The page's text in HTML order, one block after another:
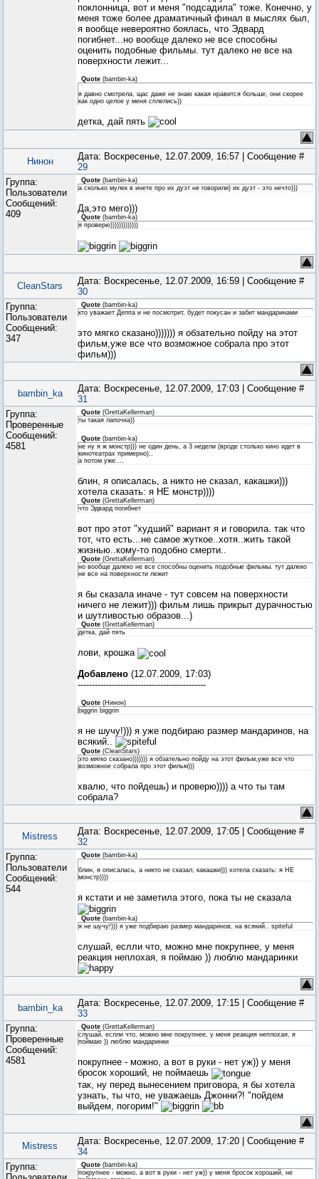
поклонница, вот и меня "подсадила" тоже. Конечно, у
меня тоже более драматичный финал в мыслях был,
я вообще невероятно боялась, что Эдвард
погибнет...но вообще далеко не все способны
оценить подобные фильмы. тут далеко не все на
поверхности лежит...
Quote (bambin-ka)
я давно смотрела, щас даже не знаю какая нравится больше, они скорее
как одно целое у меня сплелись))
детка, дай пять
Нинон
Дата: Воскресенье, 12.07.2009, 16:57 | Сообщение #
29
Группа:
Пользователи
Сообщений:
409
Quote (bambin-ka)
а сколько мулек в инете про их дуэт не говорили) их дуэт - это нечто)))
Да,это мего)))
Quote (bambin-ka)
я проверю)))))))))))))
CleanStars
Дата: Воскресенье, 12.07.2009, 16:59 | Сообщение #
30
Группа:
Пользователи
Сообщений:
347
Quote (bambin-ka)
кто уважает Деппа и не посмотрит, будет покусан и забит мандаринами
это мягко сказано))))))) я обзательно пойду на этот
фильм,уже все что возможное собрала про этот
фильм)))
bambin_ka
Дата: Воскресенье, 12.07.2009, 17:03 | Сообщение #
31
Группа:
Проверенные
Сообщений:
4581
Quote (GrettaKellerman)
ты такая лапочка))
Quote (bambin-ka)
не ну я ж монстр))) не один день, а 3 недели (вроде столько кино идет в
кинотеатрах примерно)..
а потом уже....
блин, я описалась, а никто не сказал, какашки)))
хотела сказать: я НЕ монстр))))
Quote (GrettaKellerman)
что Эдвард погибнет
вот про этот "худший" вариант я и говорила. так что
тот, что есть...не самое жуткое..хотя..жить такой
жизнью..кому-то подобно смерти..
Quote (GrettaKellerman)
но вообще далеко не все способны оценить подобные фильмы. тут далеко
не все на поверхности лежит
я бы сказала иначе - тут совсем на поверхности
ничего не лежит))) фильм лишь прикрыт дурачностью
и шутливостью образов...)
Quote (GrettaKellerman)
детка, дай пять
лови, крошка
Добавлено (12.07.2009, 17:03)
---------------------------------------------
Quote (Нинон)
biggrin biggrin
я не шучу!))) я уже подбираю размер мандаринов, на
всякий..
Quote (CleanStars)
это мягко сказано))))))) я обзательно пойду на этот фильм,уже все что
возможное собрала про этот фильм)))
хвалю, что пойдешь) и проверю)))) а что ты там
собрала?
Mistress
Дата: Воскресенье, 12.07.2009, 17:05 | Сообщение #
32
Группа:
Пользователи
Сообщений:
544
Quote (bambin-ka)
блин, я описалась, а никто не сказал, какашки))) хотела сказать: я НЕ
монстр))))
я кстати и не заметила этого, пока ты не сказала
Quote (bambin-ka)
я не шучу!))) я уже подбираю размер мандаринов, на всякий.. spiteful
слушай, еслли что, можно мне покрупнее, у меня
реакция неплохая, я поймаю )) люблю мандаринки
bambin_ka
Дата: Воскресенье, 12.07.2009, 17:15 | Сообщение #
33
Группа:
Проверенные
Сообщений:
4581
Quote (GrettaKellerman)
слушай, еслли что, можно мне покрупнее, у меня реакция неплохая, я
поймаю )) люблю мандаринки
покрупнее - можно, а вот в руки - нет уж)) у меня
бросок хороший, не поймаешь
так, ну перед вынесением приговора, я бы хотела
узнать, ты что, не уважаешь Джонни?! "пойдем
выйдем, погорим!"
Mistress
Дата: Воскресенье, 12.07.2009, 17:20 | Сообщение #
34
Группа:
Quote (bambin-ka)
покрупнее - можно, а вот в руки - нет уж)) у меня бросок хороший, не